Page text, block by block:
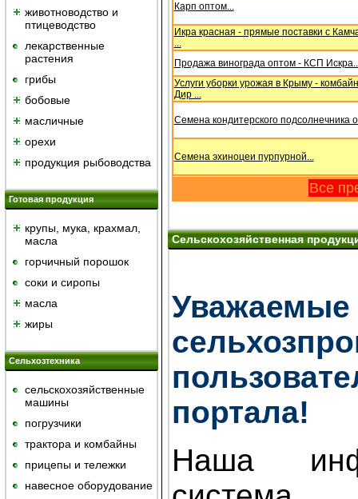
животноводство и
птицеводство
лекарственные
растения
грибы
бобовые
масличные
орехи
продукция рыбоводства
Готовая продукция
крупы, мука, крахмал,
масла
горчичный порошок
cоки и сиропы
масла
жиры
Сельхозтехника
сельскохозяйственные
машины
погрузчики
трактора и комбайны
прицепы и тележки
навесное оборудование
Карп оптом...
Икра красная - прямые поставки с
...
Продажа винограда оптом - КСП
Услуги уборки урожая в Крыму -
Дир ...
Семена кондитерского подсолнечника
Семена эхиноцеи пурпурной...
Все
Сельскохозяйственная
Уважаемые
портала!
Наша